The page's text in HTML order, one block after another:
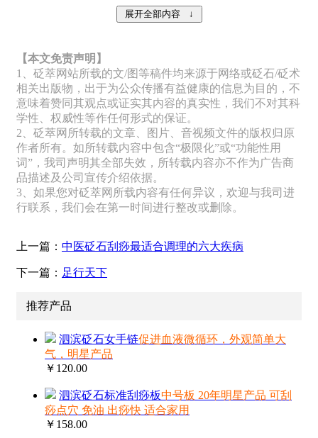
【本文免责声明】
1、砭萃网站所载的文/图等稿件均来源于网络或砭石/砭术
相关出版物，出于为公众传播有益健康的信息为目的，不
意味着赞同其观点或证实其内容的真实性，我们不对其科
学性、权威性等作任何形式的保证。
2、砭萃网所转载的文章、图片、音视频文件的版权归原
作者所有。如所转载内容中包含“极限化”或“功能性用
词”，我司声明其全部失效，所转载内容亦不作为广告商
品描述及公司宣传介绍依据。
3、如果您对砭萃网所载内容有任何异议，欢迎与我司进
行联系，我们会在第一时间进行整改或删除。
上一篇： 中医砭石刮痧最适合调理的六大疾病
下一篇： 足行天下
推荐产品
泗滨砭石女手链促进血液微循环，外观简单大
气，明星产品
￥120.00
泗滨砭石标准刮痧板中号板 20年明星产品 可刮
痧点穴 免油 出痧快 适合家用
￥158.00